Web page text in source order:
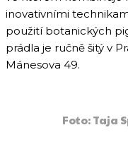
inovativními
použití botanických
prádla je ručně šitý v
Mánesova 49.
Foto: Taja